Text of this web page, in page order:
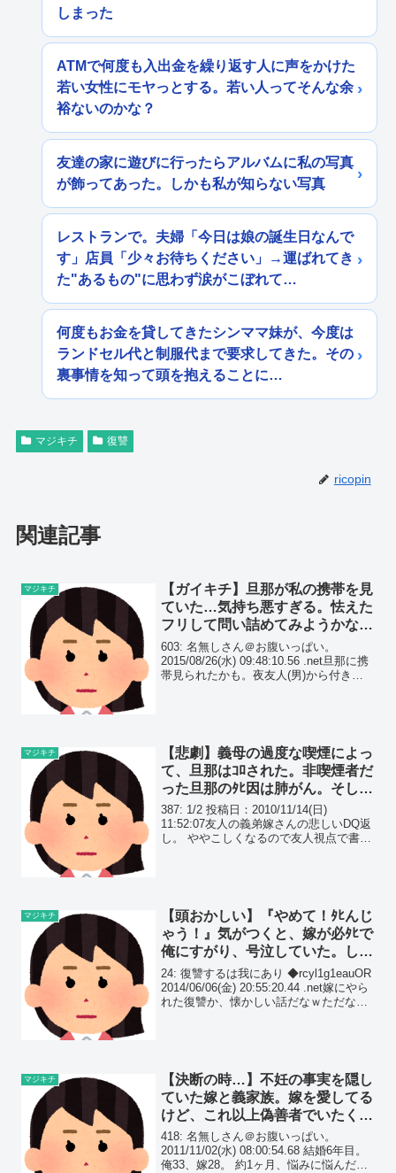
しまった
ATMで何度も入出金を繰り返す人に声をかけた
若い女性にモヤっとする。若い人ってそんな余
裕ないのかな？
友達の家に遊びに行ったらアルバムに私の写真
が飾ってあった。しかも私が知らない写真
レストランで。夫婦「今日は娘の誕生日なんで
す」店員「少々お待ちください」→運ばれてき
た"あるもの"に思わず涙がこぼれて…
何度もお金を貸してきたシンママ妹が、今度は
ランドセル代と制服代まで要求してきた。その
裏事情を知って頭を抱えることに…
マジキチ 復讐
ricopin
関連記事
マジキチ
【ガイキチ】旦那が私の携帯を見
ていた…気持ち悪すぎる。怯えた
フリして問い詰めてみようかな…
603: 名無しさん＠お腹いっぱい。
2015/08/26(水) 09:48:10.56 .net旦那に携
帯見られたかも。夜友人(男)から付き合
マジキチ
【悲劇】義母の過度な喫煙によっ
て、旦那はｺﾛされた。非喫煙者だ
った旦那のﾀﾋ因は肺がん。そして
強烈な過去が発覚した…
387: 1/2 投稿日：2010/11/14(日)
11:52:07友人の義弟嫁さんの悲しいDQ返
し。 ややこしくなるので友人視点で書
マジキチ
【頭おかしい】『やめて！ﾀﾋんじ
ゃう！』気がつくと、嫁が必ﾀﾋで
俺にすがり、号泣していた。しか
し、構わず俺は、気絶した間男を
起こしては殴り続けていた…
24: 復讐するは我にあり ◆rcyl1g1eauOR
2014/06/06(金) 20:55:20.44 .net嫁にやら
れた復讐か、懐かしい話だなｗただなお
マジキチ
【決断の時…】不妊の事実を隠し
ていた嫁と義家族。嫁を愛してる
けど、これ以上偽善者でいたくな
いので、離.婚しようと…
418: 名無しさん＠お腹いっぱい。
2011/11/02(水) 08:00:54.68 結婚6年目。
俺33、嫁28。 約1ヶ月、悩みに悩んだけ